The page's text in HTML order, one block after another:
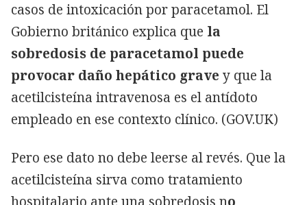
casos de intoxicación por paracetamol. El
Gobierno británico explica que la
sobredosis de paracetamol puede
provocar daño hepático grave y que la
acetilcisteína intravenosa es el antídoto
empleado en ese contexto clínico. (GOV.UK)
Pero ese dato no debe leerse al revés. Que la
acetilcisteína sirva como tratamiento